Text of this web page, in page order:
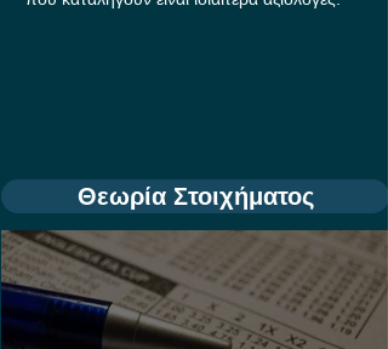
Θεωρία Στοιχήματος